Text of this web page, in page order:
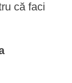
că faci